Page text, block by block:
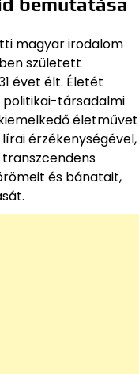
bemutatása
magyar irodalom
született
évet élt. Életét
politikai-társadalmi
életművet
érzékenységével,
és bánatait,